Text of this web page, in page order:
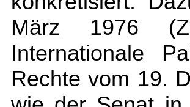
März 1976
Internationale
Rechte vom 19.